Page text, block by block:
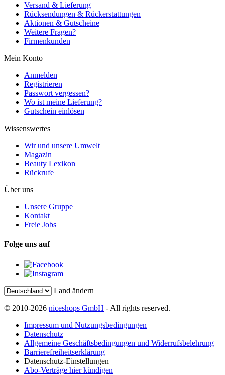
Versand & Lieferung
Rücksendungen & Rückerstattungen
Aktionen & Gutscheine
Weitere Fragen?
Firmenkunden
Mein Konto
Anmelden
Registrieren
Passwort vergessen?
Wo ist meine Lieferung?
Gutschein einlösen
Wissenswertes
Wir und unsere Umwelt
Magazin
Beauty Lexikon
Rückrufe
Über uns
Unsere Gruppe
Kontakt
Freie Jobs
Folge uns auf
Land ändern
© 2010-2026 niceshops GmbH - All rights reserved.
Impressum und Nutzungsbedingungen
Datenschutz
Allgemeine Geschäftsbedingungen und Widerrufsbelehrung
Barrierefreiheitserklärung
Datenschutz-Einstellungen
Abo-Verträge hier kündigen